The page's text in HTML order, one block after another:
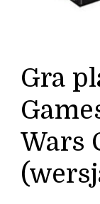
Gra
Wars